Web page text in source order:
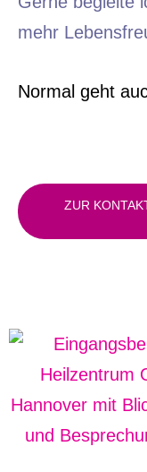
mehr
Normal geht
ZUR